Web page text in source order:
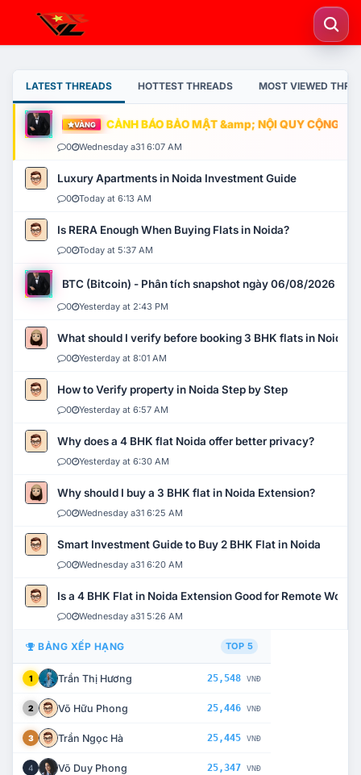
LATEST THREADS HOTTEST THREADS MOST VIEWED
VÀNG CẢNH BÁO BẢO MẬT &amp; NỘI QUY CỘNG
0 Wednesday a31 6:07 AM
Luxury Apartments in Noida Investment Guide
0 Today at 6:13 AM
Is RERA Enough When Buying Flats in Noida?
0 Today at 5:37 AM
BTC (Bitcoin) - Phân tích snapshot ngày 06/08/2026
0 Yesterday at 2:43 PM
What should I verify before booking 3 BHK flats in Noida?
0 Yesterday at 8:01 AM
How to Verify property in Noida Step by Step
0 Yesterday at 6:57 AM
Why does a 4 BHK flat Noida offer better privacy?
0 Yesterday at 6:30 AM
Why should I buy a 3 BHK flat in Noida Extension?
0 Wednesday a31 6:25 AM
Smart Investment Guide to Buy 2 BHK Flat in Noida
0 Wednesday a31 6:20 AM
Is a 4 BHK Flat in Noida Extension Good for Remote Work?
0 Wednesday a31 5:26 AM
BẢNG XẾP HẠNG TOP 5
1 Trần Thị Hương 25,548 VNĐ
2 Võ Hữu Phong 25,446 VNĐ
3 Trần Ngọc Hà 25,445 VNĐ
4 Võ Duy Phong 25,347 VNĐ